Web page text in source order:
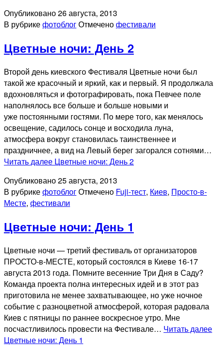
Опубликовано26 августа, 2013
В рубрикефотоблогОтмеченофестивали
Цветные ночи: День 2
Второй день киевского Фестиваля Цветные ночи был
такой же красочный и яркий, как и первый. Я продолжала
вдохновляться и фотографировать, пока Певчее поле
наполнялось все больше и больше новыми и
уже постоянными гостями. По мере того, как менялось
освещение, садилось сонце и восходила луна,
атмосфера вокруг становилась таинственнее и
праздничнее, а вид на Левый берег загорался сотнями…
Читать далее Цветные ночи: День 2
Опубликовано25 августа, 2013
В рубрикефотоблогОтмечено Fuji-тест, Киев, Просто-в-
Месте, фестивали
Цветные ночи: День 1
Цветные ночи — третий фестиваль от организаторов
ПРОСТО-в-МЕСТЕ, который состоялся в Киеве 16-17
августа 2013 года. Помните весенние Три Дня в Саду?
Команда проекта полна интересных идей и в этот раз
приготовила не менее захватывающее, но уже ночное
событие с разноцветной атмосферой, которая радовала
Киев с пятницы по раннее воскресное утро. Мне
посчастливилось провести на Фестивале… Читать далее
Цветные ночи: День 1